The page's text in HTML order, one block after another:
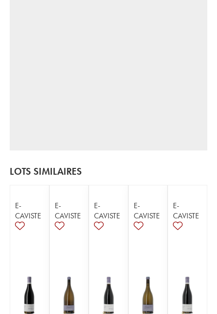
LOTS SIMILAIRES
E-
CAVISTE
E-
CAVISTE
E-
CAVISTE
E-
CAVISTE
E-
CAVISTE